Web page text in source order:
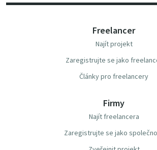
Freelancer
Najít projekt
Zaregistrujte se jako
Články pro freelancery
Firmy
Najít freelancera
Zaregistrujte se jako